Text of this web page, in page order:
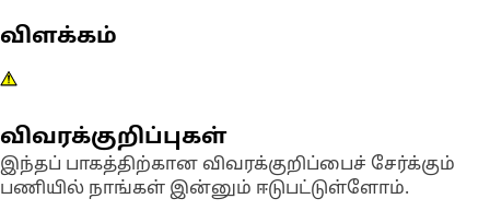
விளக்கம்
விவரக்குறிப்புகள்
இந்தப் பாகத்திற்கான விவரக்குறிப்பைச் சேர்க்கும்
பணியில் நாங்கள் இன்னும் ஈடுபட்டுள்ளோம்.